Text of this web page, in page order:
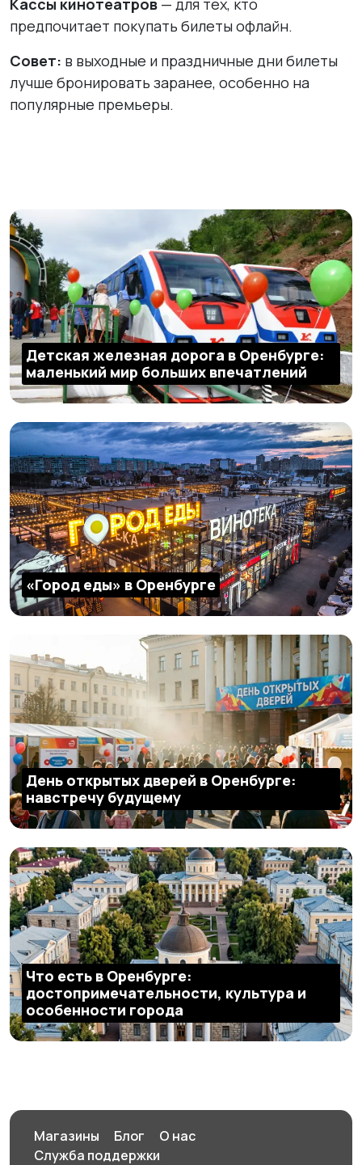
Кассы кинотеатров — для тех, кто
предпочитает покупать билеты офлайн.
Совет: в выходные и праздничные дни билеты
лучше бронировать заранее, особенно на
популярные премьеры.
Детская железная дорога в Оренбурге:
маленький мир больших впечатлений
«Город еды» в Оренбурге
День открытых дверей в Оренбурге:
навстречу будущему
Что есть в Оренбурге:
достопримечательности, культура и
особенности города
Магазины Блог
О нас
Служба поддержки